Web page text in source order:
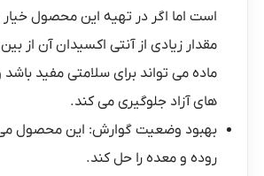
است اما اگر در تهیه این محصول
مقدار زیادی از آنتی اکسیدان آن از
ماده می تواند برای سلامتی مفید باشد
های آزاد جلوگیری می کند.
بهبود وضعیت گوارش: این محصول
روده و معده را حل کند.